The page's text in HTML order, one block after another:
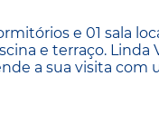
e 01 sala
e terraço. Linda
a sua visita com